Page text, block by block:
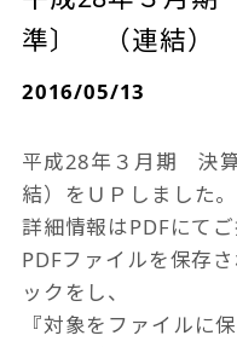
準〕 （連結）
2016/05/13
平成28年３月期 決
結）をＵＰしました。
詳細情報はPDFにて
PDFファイルを保存
ックをし、
『対象をファイルに